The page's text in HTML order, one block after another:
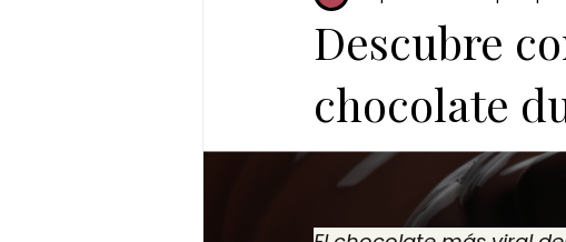
kyoto matcha ritual ritual
pekin ginger ritual masajes del
Descubre
chocolate